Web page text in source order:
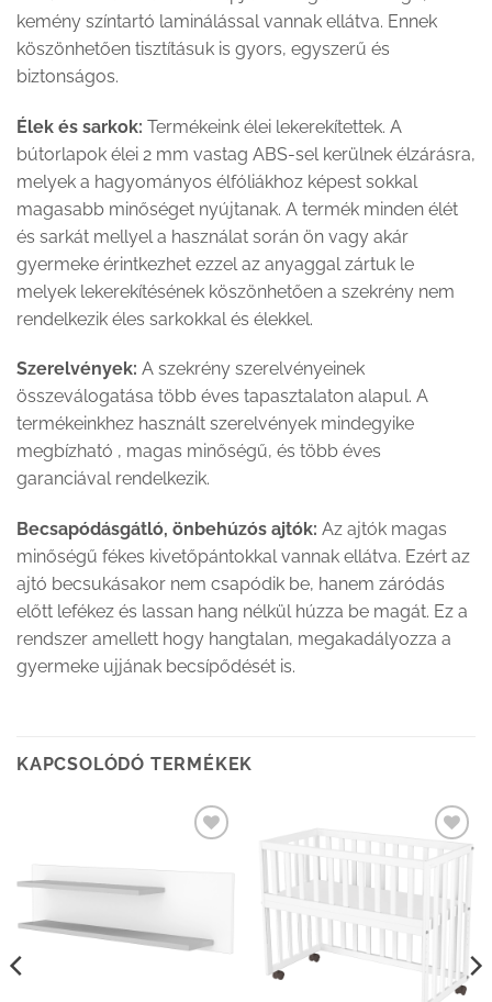
kemény színtartó laminálással vannak ellátva. Ennek
köszönhetően tisztításuk is gyors, egyszerű és
biztonságos.
Élek és sarkok: Termékeink élei lekerekítettek. A
bútorlapok élei 2 mm vastag ABS-sel kerülnek élzárásra,
melyek a hagyományos élfóliákhoz képest sokkal
magasabb minőséget nyújtanak. A termék minden élét
és sarkát mellyel a használat során ön vagy akár
gyermeke érintkezhet ezzel az anyaggal zártuk le
melyek lekerekítésének köszönhetően a szekrény nem
rendelkezik éles sarkokkal és élekkel.
Szerelvények: A szekrény szerelvényeinek
összeválogatása több éves tapasztalaton alapul. A
termékeinkhez használt szerelvények mindegyike
megbízható , magas minőségű, és több éves
garanciával rendelkezik.
Becsapódásgátló, önbehúzós ajtók: Az ajtók magas
minőségű fékes kivetőpántokkal vannak ellátva. Ezért az
ajtó becsukásakor nem csapódik be, hanem záródás
előtt lefékez és lassan hang nélkül húzza be magát. Ez a
rendszer amellett hogy hangtalan, megakadályozza a
gyermeke ujjának becsípődését is.
KAPCSOLÓDÓ TERMÉKEK
adom
adom